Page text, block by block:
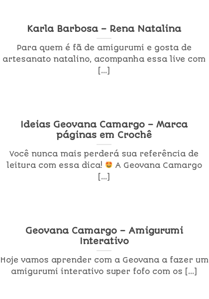
Karla Barbosa – Rena Natalina
Para quem é fã de amigurumi e gosta de
artesanato natalino, acompanha essa live com
[...]
Ideias Geovana Camargo – Marca
páginas em Crochê
Você nunca mais perderá sua referência de
leitura com essa dica!
A Geovana Camargo
[...]
Geovana Camargo – Amigurumi
Interativo
Hoje vamos aprender com a Geovana a fazer um
amigurumi interativo super fofo com os [...]